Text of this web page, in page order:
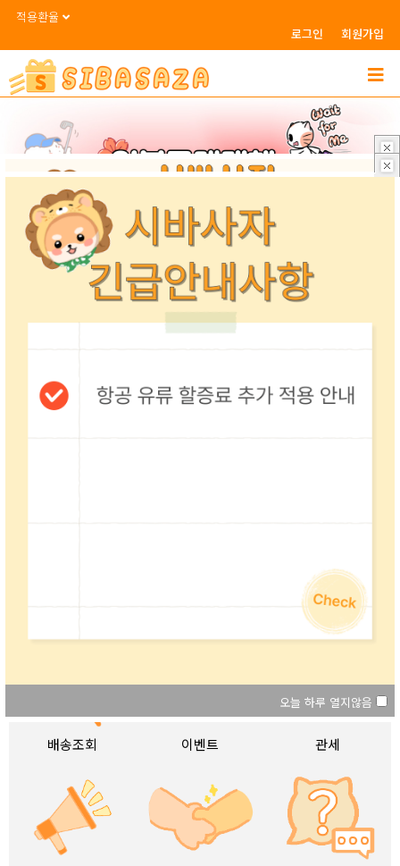
적용환율
로그인
회원가입
오늘하루열지않음
오늘하루열지않음
배송요금
배송조회 이벤트 관세